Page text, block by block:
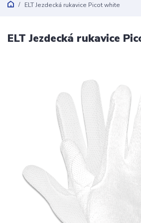
ELT Jezdecká rukavice Picot white
ELT Jezdecká rukavice